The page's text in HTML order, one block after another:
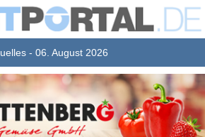
- 06. August 2026